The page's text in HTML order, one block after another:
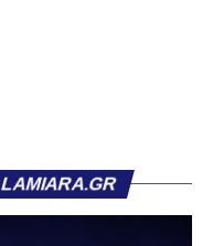
το σκορ. Στο 26’,